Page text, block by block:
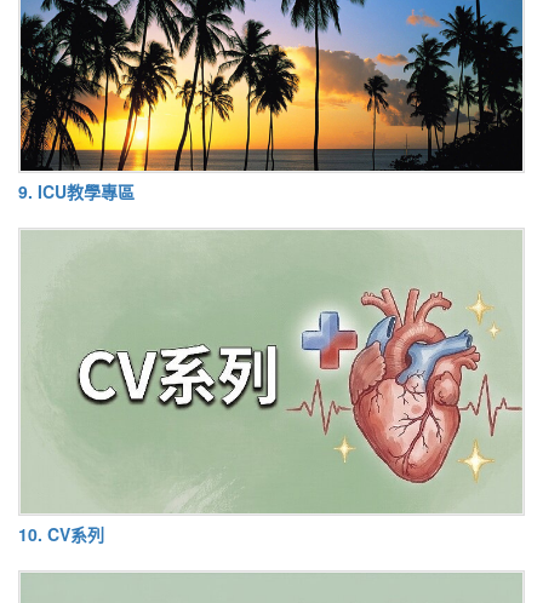
9. ICU教學專區
10. CV系列